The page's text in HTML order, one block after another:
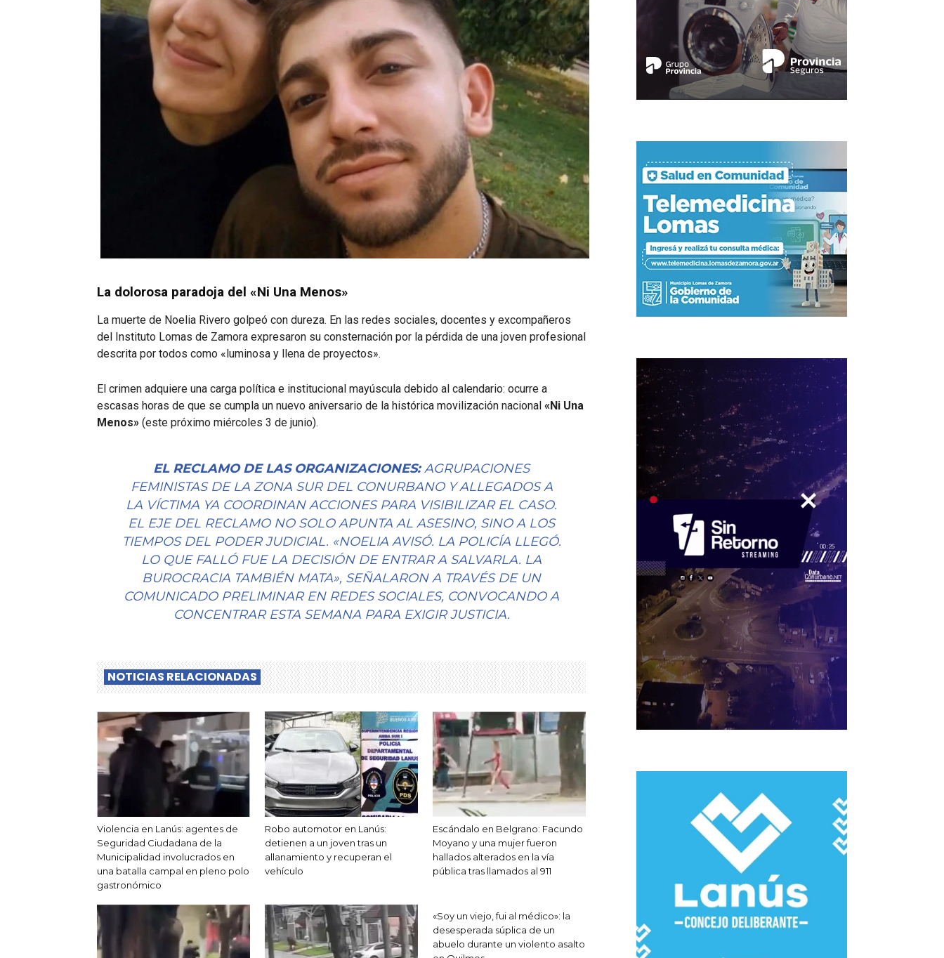
La dolorosa paradoja del «Ni Una Menos»
La muerte de Noelia Rivero golpeó con dureza. En las redes sociales, docentes y excompañeros
del Instituto Lomas de Zamora expresaron su consternación por la pérdida de una joven profesional
descrita por todos como «luminosa y llena de proyectos».
El crimen adquiere una carga política e institucional mayúscula debido al calendario: ocurre a
escasas horas de que se cumpla un nuevo aniversario de la histórica movilización nacional «Ni Una
Menos» (este próximo miércoles 3 de junio).
EL RECLAMO DE LAS ORGANIZACIONES:AGRUPACIONES
FEMINISTAS DE LA ZONA SUR DEL CONURBANO Y ALLEGADOS A
LA VÍCTIMA YA COORDINAN ACCIONES PARA VISIBILIZAR EL CASO.
EL EJE DEL RECLAMO NO SOLO APUNTA AL ASESINO, SINO A LOS
TIEMPOS DEL PODER JUDICIAL. «NOELIA AVISÓ. LA POLICÍA LLEGÓ.
LO QUE FALLÓ FUE LA DECISIÓN DE ENTRAR A SALVARLA. LA
BUROCRACIA TAMBIÉN MATA», SEÑALARON A TRAVÉS DE UN
COMUNICADO PRELIMINAR EN REDES SOCIALES, CONVOCANDO A
CONCENTRAR ESTA SEMANA PARA EXIGIR JUSTICIA.
NOTICIAS RELACIONADAS
Violencia en Lanús: agentes de
Seguridad Ciudadana de la
Municipalidad involucrados en
una batalla campal en pleno polo
gastronómico
Robo automotor en Lanús:
detienen a un joven tras un
allanamiento y recuperan el
vehículo
Escándalo en Belgrano: Facundo
Moyano y una mujer fueron
hallados alterados en la vía
pública tras llamados al 911
«Soy un viejo, fui al médico»: la
desesperada súplica de un
abuelo durante un violento asalto